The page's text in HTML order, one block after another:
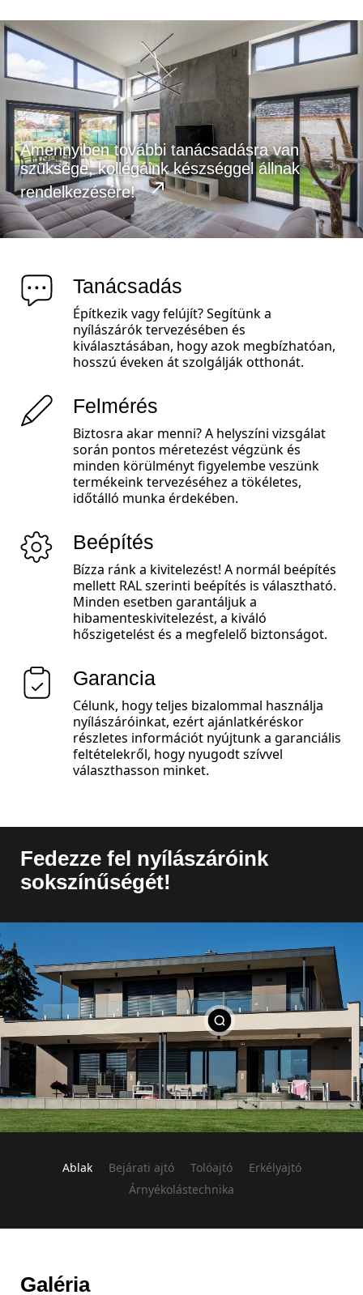
Amennyiben további tanácsadásra van
szüksége, kollégáink készséggel állnak
rendelkezésére!
Tanácsadás
Építkezik vagy felújít? Segítünk a
nyílászárók tervezésében és
kiválasztásában, hogy azok megbízhatóan,
hosszú éveken át szolgálják otthonát.
Felmérés
Biztosra akar menni? A helyszíni vizsgálat
során pontos méretezést végzünk és
minden körülményt figyelembe veszünk
termékeink tervezéséhez a tökéletes,
időtálló munka érdekében.
Beépítés
Bízza ránk a kivitelezést! A normál beépítés
mellett RAL szerinti beépítés is választható.
Minden esetben garantáljuk a
hibamenteskivitelezést, a kiváló
hőszigetelést és a megfelelő biztonságot.
Garancia
Célunk, hogy teljes bizalommal használja
nyílászáróinkat, ezért ajánlatkéréskor
részletes információt nyújtunk a garanciális
feltételekről, hogy nyugodt szívvel
választhasson minket.
Fedezze fel nyílászáróink
sokszínűségét!
Ablak Bejárati ajtó Tolóajtó
Erkélyajtó
Árnyékolástechnika
Galéria